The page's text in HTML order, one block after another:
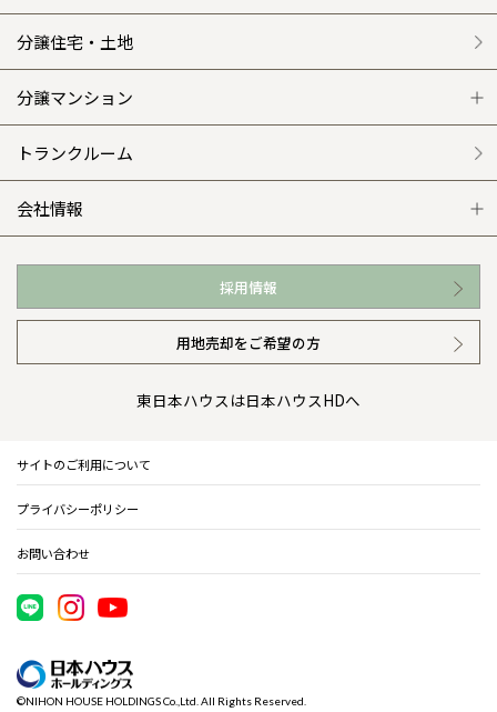
施工事例
平屋の家
外観・インテリア集
WEB住宅展示場
お近くの展示場
イベント情報
住まいのコラム
住まいのお手入れ集
選ばれる理由
リフォームの流れ
介護保険利用で快適リフォーム
カタログ請求（無料）
賃貸併用住宅のメリット
安心のサポートシステム
商品紹介
展示場案内
分譲住宅・土地
分譲マンション
分譲マンション トップ
ワザックとは
高い信頼性
安心の管理体制
トランクルーム
会社情報
会社情報 トップ
ニュースリリース
会社概要
事業部紹介
IR情報
採用情報
用地売却をご希望の方
東日本ハウスは日本ハウスHDへ
サイトのご利用について
プライバシーポリシー
お問い合わせ
©NIHON HOUSE HOLDINGS Co.,Ltd. All Rights Reserved.